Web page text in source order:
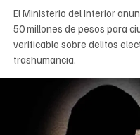
El Ministerio del Interior
50 millones de pesos para
verificable sobre delitos
trashumancia.